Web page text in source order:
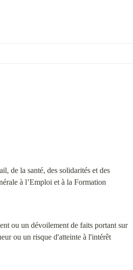
de la santé, des solidarités et des
à l’Emploi et à la Formation
ou un dévoilement de faits portant sur
ou un risque d'atteinte à l'intérêt